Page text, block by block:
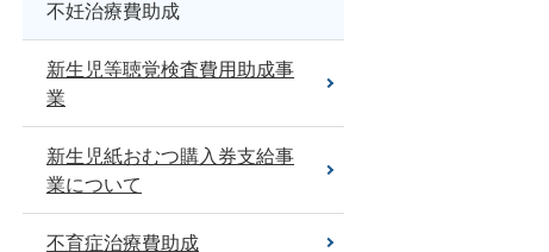
不妊治療費助成
新生児等聴覚検査費用助成事
業
新生児紙おむつ購入券支給事
業について
不育症治療費助成